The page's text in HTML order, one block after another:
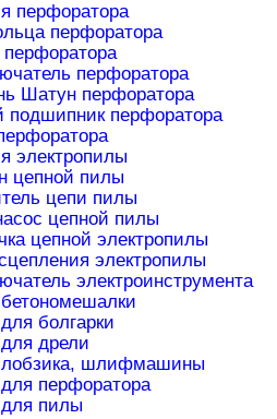
перфоратора
перфоратора
перфоратора
перфоратора
Шатун перфоратора
подшипник перфоратора
электропилы
цепной пилы
цепи пилы
цепной пилы
цепной электропилы
электропилы
электроинструмента
бетономешалки
болгарки
для дрели
лобзика, шлифмашины
для перфоратора
для пилы